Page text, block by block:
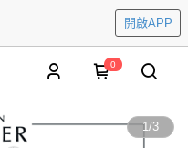
開啟APP
0
1/3